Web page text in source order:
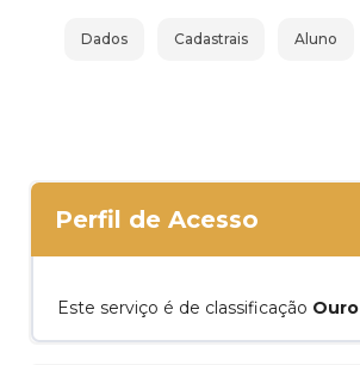
Dados Cadastrais Aluno
Perfil de Acesso
Este serviço é de classificação Ouro